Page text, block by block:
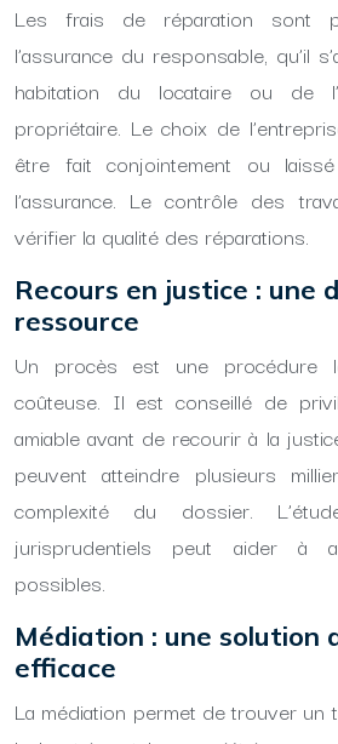
Les frais de réparation sont
l’assurance du responsable, qu’il
habitation du locataire ou de
propriétaire. Le choix de
être fait conjointement ou
l’assurance. Le contrôle des
vérifier la qualité des réparations.
Recours en justice : une
ressource
Un procès est une procédure
coûteuse. Il est conseillé de
amiable avant de recourir à la
peuvent atteindre plusieurs
complexité du dossier.
jurisprudentiels peut aider à
possibles.
Médiation : une solution
efficace
La médiation permet de trouver un